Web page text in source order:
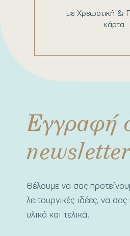
με Χρεωστική &
κάρτα
Εγγραφή
Θέλουμε να σας
λειτουργικές ιδέες, να
υλικά και τελικά.